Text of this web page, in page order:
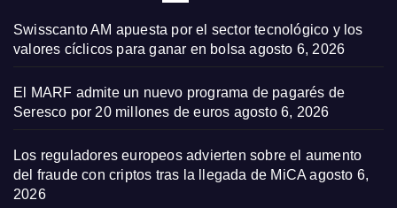
Swisscanto AM apuesta por el sector tecnológico y los
valores cíclicos para ganar en bolsa agosto 6, 2026
El MARF admite un nuevo programa de pagarés de
Seresco por 20 millones de euros agosto 6, 2026
Los reguladores europeos advierten sobre el aumento
del fraude con criptos tras la llegada de MiCA agosto 6,
2026